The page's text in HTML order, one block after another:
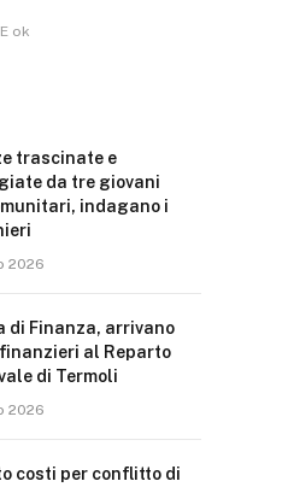
ok
trascinate e
da tre giovani
indagano i
2026
di Finanza, arrivano
al Reparto
di Termoli
2026
costi per conflitto di